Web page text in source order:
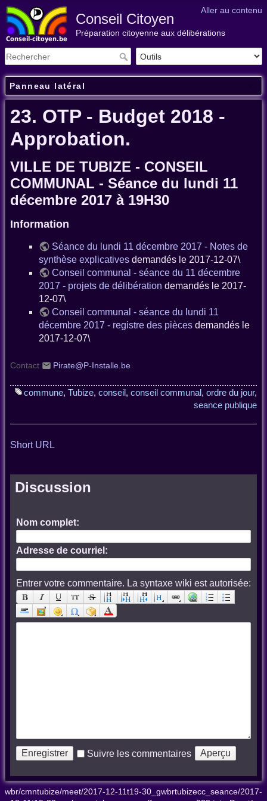
Aller au contenu
Conseil Citoyen
Préparation citoyenne aux délibérations
Panneau latéral
23. OTP - Budget 2018 -
Approbation.
VILLE DE TUBIZE - CONSEIL
COMMUNAL - Séance du lundi 11
décembre 2017 à 19H30
Information
Séance du lundi 11 décembre 2017 - Notes de
synthèse explicatives demandés le 2017-12-07\
Conseil communal - séance du 11 décembre
2017 - projets de délibération demandés le 2017-
12-07\
Conseil communal - séance du lundi 11
décembre 2017 - registre des pièces demandés le
2017-12-07\
Contact Pirate@P-Installe.be
commune, Tubize, conseil, conseil communal, ordre du jour,
seance publique
Short URL
Discussion
Nom complet:
Adresse de courriel:
Entrer votre commentaire. La syntaxe wiki est autorisée:
Suivre les commentaires
wbr/cmntubize/meet/2017-12-11t19-30_gwbrtubizecc_seance/2017-